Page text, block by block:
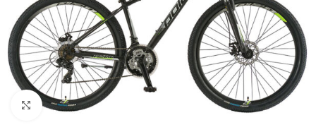
Kliknite za uvećanje